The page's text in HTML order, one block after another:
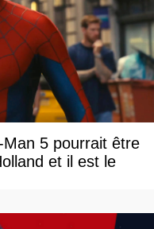
5 pourrait être
et il est le